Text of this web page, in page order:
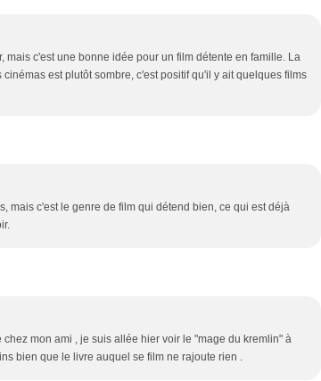
mais c'est une bonne idée pour un film détente en famille. La
est plutôt sombre, c'est positif qu'il y ait quelques films
mais c'est le genre de film qui détend bien, ce qui est déjà
mon ami , je suis allée hier voir le "mage du kremlin" à
bien que le livre auquel se film ne rajoute rien .